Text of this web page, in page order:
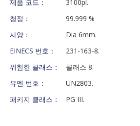
제품 코드：
3100pl.
청정：
99.999 %
사양：
Dia 6mm.
EINECS 번호：
231-163-8.
위험한 클래스：
클래스 8.
유엔 번호：
UN2803.
패키지 클래스：
PG III.